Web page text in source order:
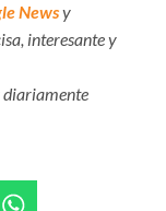
Newsy
interesante y
diariamente